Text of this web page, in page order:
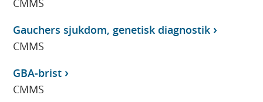
CMMS
Gauchers sjukdom, genetisk diagnostik
CMMS
GBA-brist
CMMS